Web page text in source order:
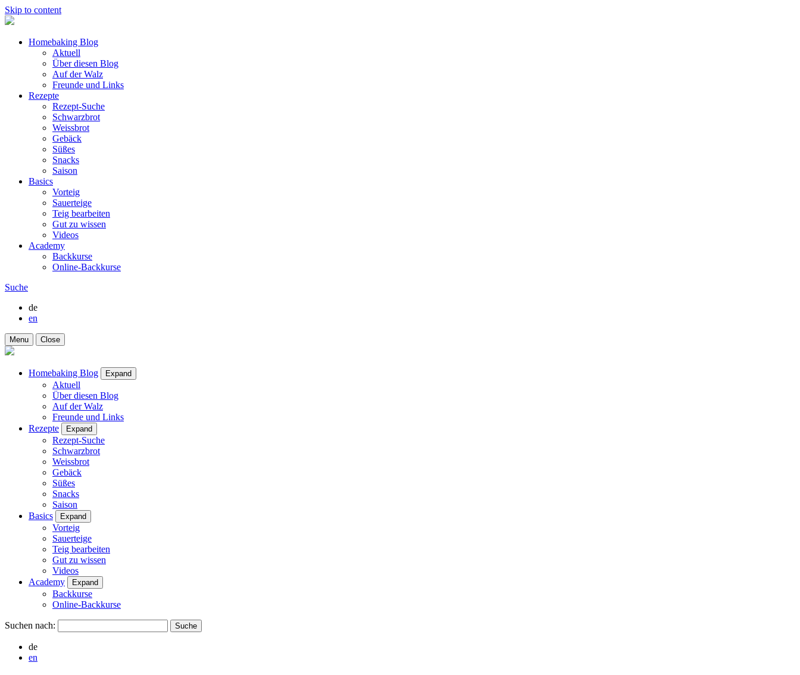
Skip to content
Homebaking Blog
Aktuell
Über diesen Blog
Auf der Walz
Freunde und Links
Rezepte
Rezept-Suche
Schwarzbrot
Weissbrot
Gebäck
Süßes
Snacks
Saison
Basics
Vorteig
Sauerteige
Teig bearbeiten
Gut zu wissen
Videos
Academy
Backkurse
Online-Backkurse
Suche
de
en
Menu Close
Homebaking Blog Expand
Aktuell
Über diesen Blog
Auf der Walz
Freunde und Links
Rezepte
Expand
Rezept-Suche
Schwarzbrot
Weissbrot
Gebäck
Süßes
Snacks
Saison
Basics
Expand
Vorteig
Sauerteige
Teig bearbeiten
Gut zu wissen
Videos
Academy
Expand
Backkurse
Online-Backkurse
Suchen nach:
de
en